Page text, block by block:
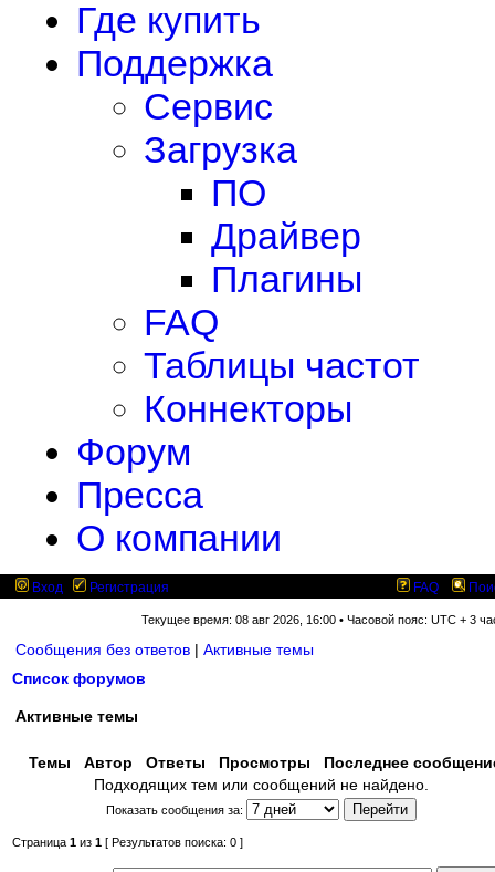
Где купить
Поддержка
Сервис
Загрузка
ПО
Драйвер
Плагины
FAQ
Таблицы частот
Коннекторы
Форум
Пресса
О компании
Вход Регистрация FAQ
Текущее время: 08 авг 2026, 16:00 • Часовой пояс: UTC + 3
Сообщения без ответов | Активные темы
Список форумов
Активные темы
Темы Автор Ответы Просмотры
Последнее
Подходящих тем или сообщений не найдено.
Показать сообщения за:
Страница 1 из 1 [ Результатов поиска: 0 ]